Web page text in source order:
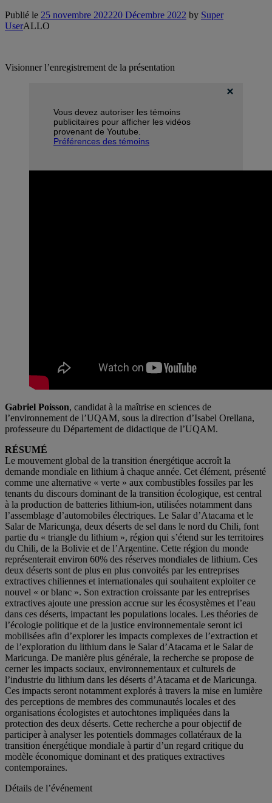
Publié le 25 novembre 202220 Décembre 2022 by Super
UserALLO
Visionner l’enregistrement de la présentation
Vous devez autoriser les témoins
publicitaires pour afficher les vidéos
provenant de Youtube.
Préférences des témoins
Gabriel Poisson, candidat à la maîtrise en sciences de
l’environnement de l’UQAM, sous la direction d’Isabel Orellana,
professeure du Département de didactique de l’UQAM.
RÉSUMÉ
Le mouvement global de la transition énergétique accroît la
demande mondiale en lithium à chaque année. Cet élément, présenté
comme une alternative « verte » aux combustibles fossiles par les
tenants du discours dominant de la transition écologique, est central
à la production de batteries lithium-ion, utilisées notamment dans
l’assemblage d’automobiles électriques. Le Salar d’Atacama et le
Salar de Maricunga, deux déserts de sel dans le nord du Chili, font
partie du « triangle du lithium », région qui s’étend sur les territoires
du Chili, de la Bolivie et de l’Argentine. Cette région du monde
représenterait environ 60% des réserves mondiales de lithium. Ces
deux déserts sont de plus en plus convoités par les entreprises
extractives chiliennes et internationales qui souhaitent exploiter ce
nouvel « or blanc ». Son extraction croissante par les entreprises
extractives ajoute une pression accrue sur les écosystèmes et l’eau
dans ces déserts, impactant les populations locales. Les théories de
l’écologie politique et de la justice environnementale seront ici
mobilisées afin d’explorer les impacts complexes de l’extraction et
de l’exploration du lithium dans le Salar d’Atacama et le Salar de
Maricunga. De manière plus générale, la recherche se propose de
cerner les impacts sociaux, environnementaux et culturels de
l’industrie du lithium dans les déserts d’Atacama et de Maricunga.
Ces impacts seront notamment explorés à travers la mise en lumière
des perceptions de membres des communautés locales et des
organisations écologistes et autochtones impliquées dans la
protection des deux déserts. Cette recherche a pour objectif de
participer à analyser les potentiels dommages collatéraux de la
transition énergétique mondiale à partir d’un regard critique du
modèle économique dominant et des pratiques extractives
contemporaines.
Détails de l’événement